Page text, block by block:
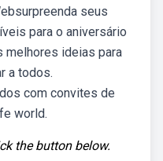
seus
para o aniversário
melhores ideias para
a todos.
com convites de
world.
the button below.